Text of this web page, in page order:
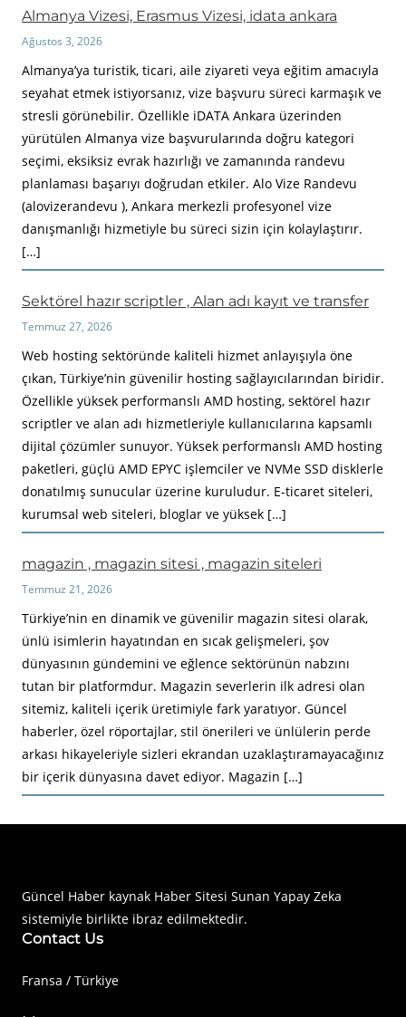
Almanya Vizesi, Erasmus Vizesi, idata ankara
Ağustos 3, 2026
Almanya’ya turistik, ticari, aile ziyareti veya eğitim amacıyla
seyahat etmek istiyorsanız, vize başvuru süreci karmaşık ve
stresli görünebilir. Özellikle iDATA Ankara üzerinden
yürütülen Almanya vize başvurularında doğru kategori
seçimi, eksiksiz evrak hazırlığı ve zamanında randevu
planlaması başarıyı doğrudan etkiler. Alo Vize Randevu
(alovizerandevu ), Ankara merkezli profesyonel vize
danışmanlığı hizmetiyle bu süreci sizin için kolaylaştırır.
[…]
Sektörel hazır scriptler , Alan adı kayıt ve transfer
Temmuz 27, 2026
Web hosting sektöründe kaliteli hizmet anlayışıyla öne
çıkan, Türkiye’nin güvenilir hosting sağlayıcılarından biridir.
Özellikle yüksek performanslı AMD hosting, sektörel hazır
scriptler ve alan adı hizmetleriyle kullanıcılarına kapsamlı
dijital çözümler sunuyor. Yüksek performanslı AMD hosting
paketleri, güçlü AMD EPYC işlemciler ve NVMe SSD disklerle
donatılmış sunucular üzerine kuruludur. E-ticaret siteleri,
kurumsal web siteleri, bloglar ve yüksek […]
magazin , magazin sitesi , magazin siteleri
Temmuz 21, 2026
Türkiye’nin en dinamik ve güvenilir magazin sitesi olarak,
ünlü isimlerin hayatından en sıcak gelişmeleri, şov
dünyasının gündemini ve eğlence sektörünün nabzını
tutan bir platformdur. Magazin severlerin ilk adresi olan
sitemiz, kaliteli içerik üretimiyle fark yaratıyor. Güncel
haberler, özel röportajlar, stil önerileri ve ünlülerin perde
arkası hikayeleriyle sizleri ekrandan uzaklaştıramayacağınız
bir içerik dünyasına davet ediyor. Magazin […]
Güncel Haber kaynak Haber Sitesi Sunan Yapay Zeka
sistemiyle birlikte ibraz edilmektedir.
Contact Us
Fransa / Türkiye